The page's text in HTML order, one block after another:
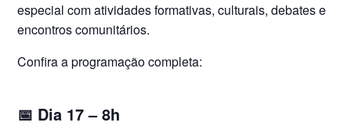
especial com atividades formativas, culturais, debates e
encontros comunitários.
Confira a programação completa:
📅 Dia 17 – 8h